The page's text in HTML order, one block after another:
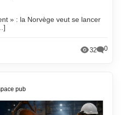
» : la Norvège veut se lancer
32 0
pub